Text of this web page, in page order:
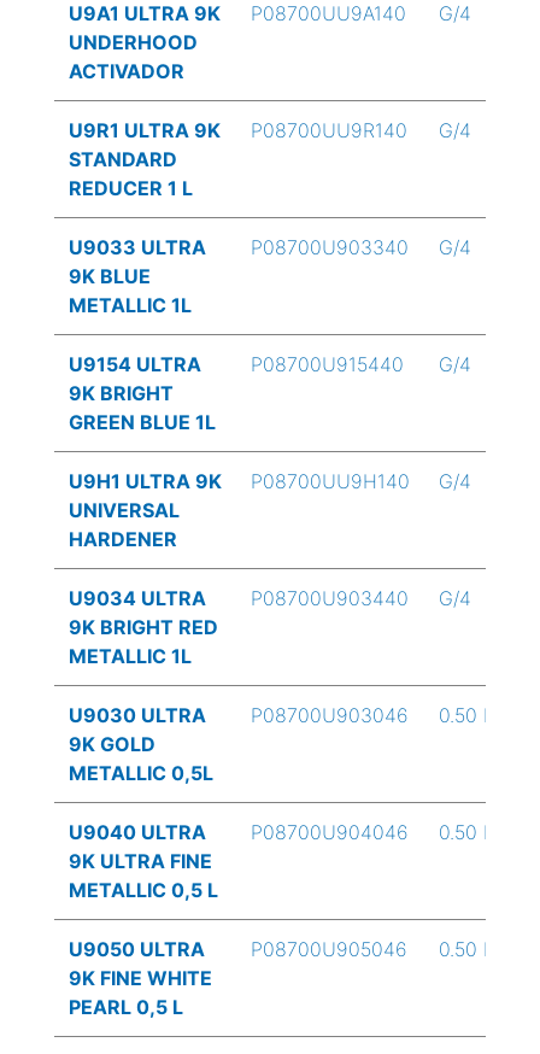
U9A1 ULTRA 9K
UNDERHOOD
ACTIVADOR
P08700UU9A140 G/4
U9R1 ULTRA 9K
STANDARD
REDUCER 1 L
P08700UU9R140 G/4
U9033 ULTRA
9K BLUE
METALLIC 1L
P08700U903340 G/4
U9154 ULTRA
9K BRIGHT
GREEN BLUE 1L
P08700U915440 G/4
U9H1 ULTRA 9K
UNIVERSAL
HARDENER
P08700UU9H140 G/4
U9034 ULTRA
9K BRIGHT RED
METALLIC 1L
P08700U903440 G/4
U9030 ULTRA
9K GOLD
METALLIC 0,5L
P08700U903046 0.50 L
U9040 ULTRA
9K ULTRA FINE
METALLIC 0,5 L
P08700U904046 0.50 L
U9050 ULTRA
9K FINE WHITE
PEARL 0,5 L
P08700U905046 0.50 L